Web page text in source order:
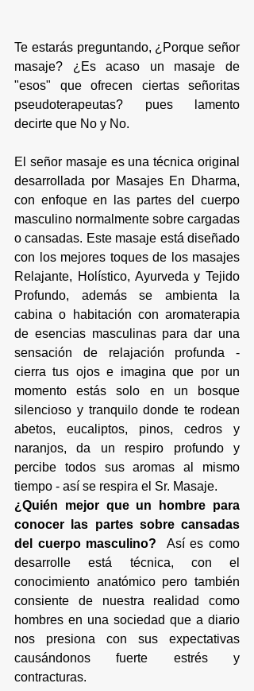
Te estarás preguntando, ¿Porque señor
masaje? ¿Es acaso un masaje de
"esos" que ofrecen ciertas señoritas
pseudoterapeutas? pues lamento
decirte que No y No.
El señor masaje es una técnica original
desarrollada por Masajes En Dharma,
con enfoque en las partes del cuerpo
masculino normalmente sobre cargadas
o cansadas. Este masaje está diseñado
con los mejores toques de los masajes
Relajante, Holístico, Ayurveda y Tejido
Profundo, además se ambienta la
cabina o habitación con aromaterapia
de esencias masculinas para dar una
sensación de relajación profunda -
cierra tus ojos e imagina que por un
momento estás solo en un bosque
silencioso y tranquilo donde te rodean
abetos, eucaliptos, pinos, cedros y
naranjos, da un respiro profundo y
percibe todos sus aromas al mismo
tiempo - así se respira el Sr. Masaje.
¿Quién mejor que un hombre para
conocer las partes sobre cansadas
del cuerpo masculino?
  Así es como
desarrolle está técnica, con el
conocimiento anatómico pero también
consiente de nuestra realidad como
hombres en una sociedad que a diario
nos presiona con sus expectativas
causándonos fuerte estrés y
contracturas.